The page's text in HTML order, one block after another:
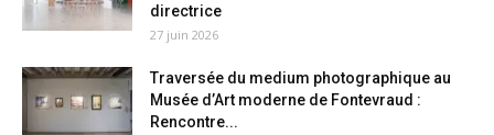
directrice
27 juin 2026
Traversée du medium photographique au
Musée d’Art moderne de Fontevraud :
Rencontre...